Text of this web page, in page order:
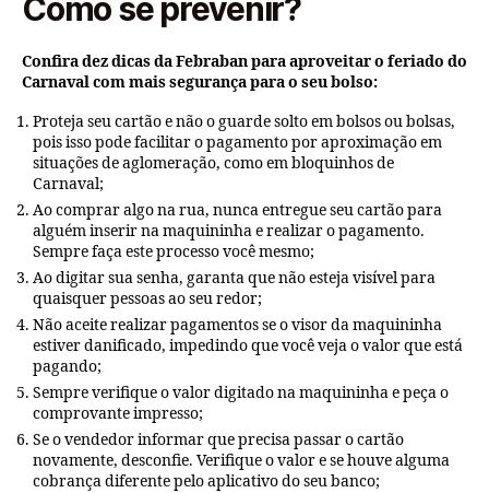
Como se prevenir?
Confira dez dicas da Febraban para aproveitar o feriado do
Carnaval com mais segurança para o seu bolso:
Proteja seu cartão e não o guarde solto em bolsos ou bolsas,
pois isso pode facilitar o pagamento por aproximação em
situações de aglomeração, como em bloquinhos de
Carnaval;
Ao comprar algo na rua, nunca entregue seu cartão para
alguém inserir na maquininha e realizar o pagamento.
Sempre faça este processo você mesmo;
Ao digitar sua senha, garanta que não esteja visível para
quaisquer pessoas ao seu redor;
Não aceite realizar pagamentos se o visor da maquininha
estiver danificado, impedindo que você veja o valor que está
pagando;
Sempre verifique o valor digitado na maquininha e peça o
comprovante impresso;
Se o vendedor informar que precisa passar o cartão
novamente, desconfie. Verifique o valor e se houve alguma
cobrança diferente pelo aplicativo do seu banco;